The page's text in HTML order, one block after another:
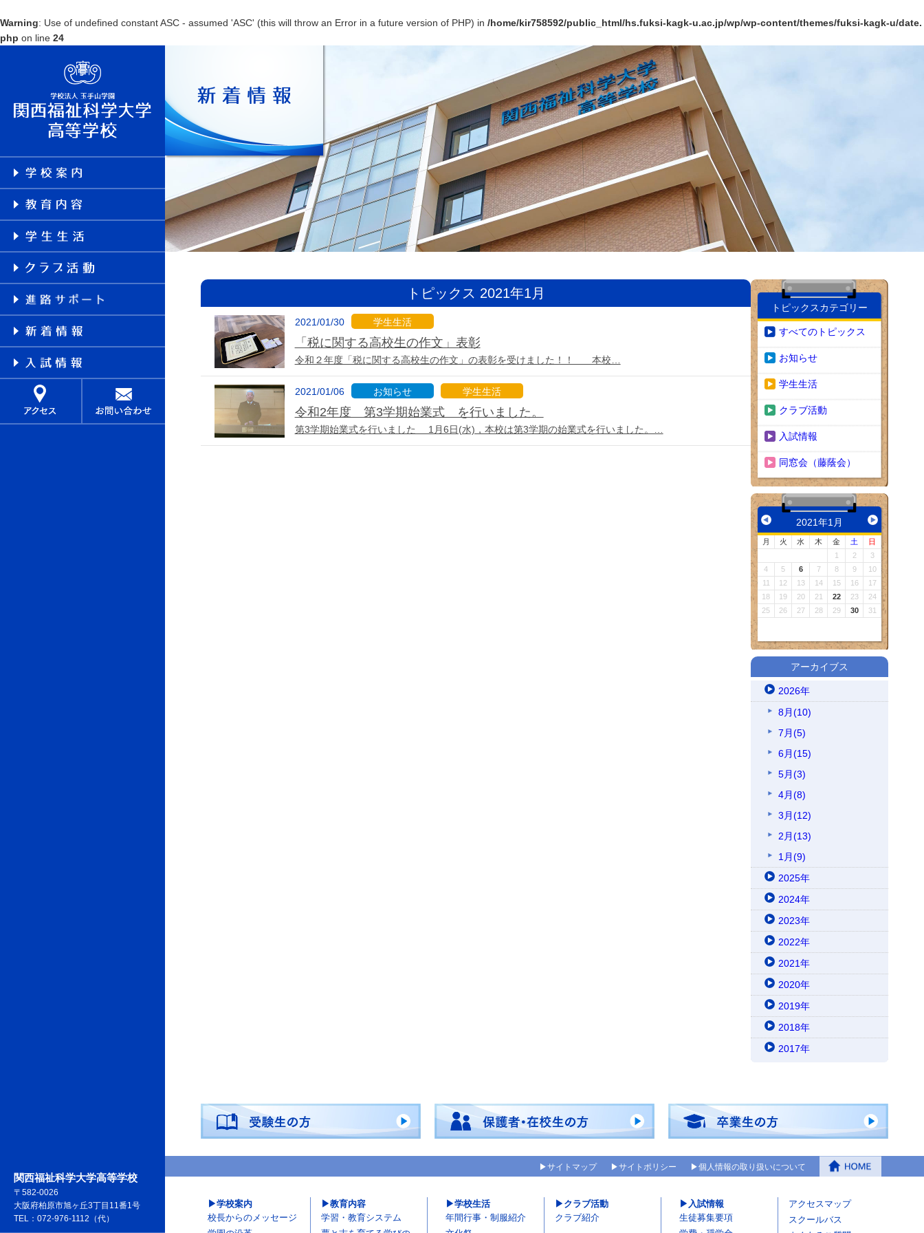
Warning: Use of undefined constant ASC - assumed 'ASC' (this will throw an Error in a future version of PHP) in /home/kir758592/public_html/hs.fuksi-kagk-u.ac.jp/wp/wp-content/themes/fuksi-kagk-u/date.
php on line 24
トピックス 2021年1月
2021/01/30 学生生活
「税に関する高校生の作文」表彰
令和２年度「税に関する高校生の作文」の表彰を受けました！！ 本校…
2021/01/06 お知らせ 学生生活
令和2年度 第3学期始業式 を行いました。
第3学期始業式を行いました 1月6日(水)，本校は第3学期の始業式を行いました。…
トピックスカテゴリー
すべてのトピックス
お知らせ
学生生活
クラブ活動
入試情報
同窓会（藤蔭会）
2021年1月
月 火 水 木 金 土
日
1
2
3
4
5 6 7 8 9
10
11
12 13 14 15 16
17
18
19 20 21 22 23
24
25
26 27 28 29 30 31
アーカイブス
2026年
8月(10)
7月(5)
6月(15)
5月(3)
4月(8)
3月(12)
2月(13)
1月(9)
2025年
2024年
2023年
2022年
2021年
2020年
2019年
2018年
2017年
関西福祉科学大学高等学校
〒582-0026
大阪府柏原市旭ヶ丘3丁目11番1号
TEL：072-976-1112（代）
サイトマップ サイトポリシー 個人情報の取り扱いについて
学校案内
校長からのメッセージ
教育内容
学習・教育システム
学校生活
年間行事・制服紹介
クラブ活動
クラブ紹介
入試情報
生徒募集要項
アクセスマップ
スクールバス